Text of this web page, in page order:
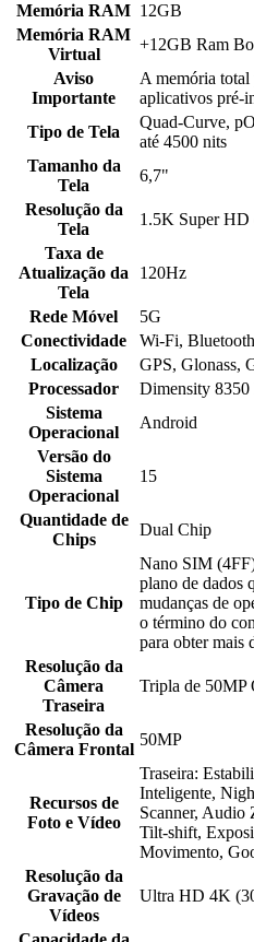
Memória RAM 12GB
Memória RAM
Virtual
+12GB Ram
Aviso
Importante
A memória
aplicativos pré-
Tipo de Tela
Quad-Curve,
até 4500 nits
Tamanho da
Tela
6,7"
Resolução da
Tela
1.5K Super HD
Taxa de
Atualização da
Tela
120Hz
Rede Móvel
5G
Conectividade
Wi-Fi,
Localização
GPS, Glonass,
Processador
Dimensity 8350
Sistema
Operacional
Android
Versão do
Sistema
Operacional
15
Quantidade de
Chips
Dual Chip
Tipo de Chip
Nano SIM
plano de dados
mudanças de
o término do
para obter mais
Resolução da
Câmera
Traseira
Tripla de 50MP
Resolução da
Câmera Frontal
50MP
Recursos de
Foto e Vídeo
Traseira:
Inteligente,
Scanner, Audio
Tilt-shift,
Movimento,
Resolução da
Gravação de
Vídeos
Ultra HD 4K